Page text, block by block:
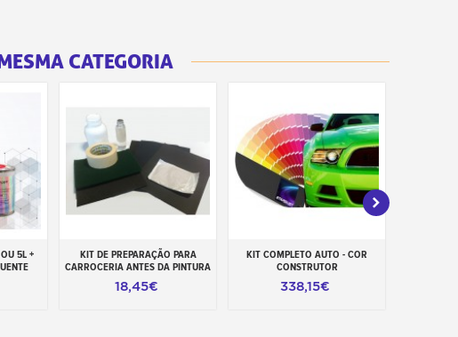
CATEGORIA
5L +
Adicionar ao carrinho
KIT DE PREPARAÇÃO PARA
CARROCERIA ANTES DA PINTURA
18,45€
Adicionar ao carrinho
KIT COMPLETO AUTO - COR
CONSTRUTOR
338,15€